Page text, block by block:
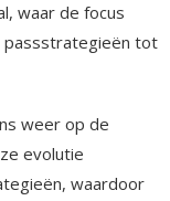
waar de focus
passstrategieën tot
weer op de
evolutie
waardoor